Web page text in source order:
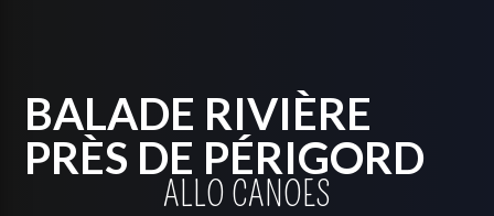
BALADE RIVIÈRE
PRÈS DE PÉRIGORD
ALLO CANOES